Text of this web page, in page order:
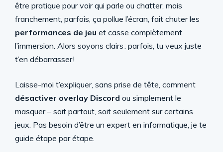
être pratique pour voir qui parle ou chatter, mais
franchement, parfois, ça pollue l’écran, fait chuter les
performances de jeu et casse complètement
l’immersion. Alors soyons clairs : parfois, tu veux juste
t’en débarrasser !
Laisse-moi t’expliquer, sans prise de tête, comment
désactiver overlay Discord ou simplement le
masquer – soit partout, soit seulement sur certains
jeux. Pas besoin d’être un expert en informatique, je te
guide étape par étape.